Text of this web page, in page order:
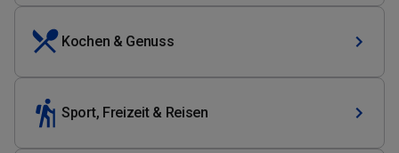
Kochen & Genuss
Sport, Freizeit & Reisen